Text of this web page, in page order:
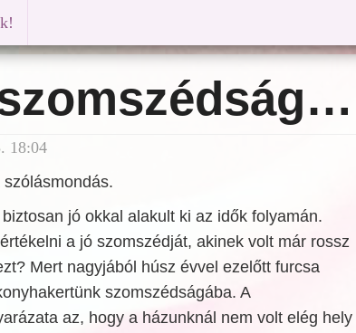
18:04
jó okkal alakult ki az idők folyamán.
a jó szomszédját, akinek volt már rossz
Mert nagyjából húsz évvel ezelőtt furcsa
szomszédságába. A
az, hogy a házunknál nem volt elég hely